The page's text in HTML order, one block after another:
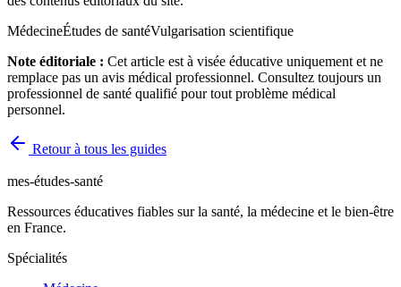
MédecineÉtudes de santéVulgarisation scientifique
Note éditoriale : Cet article est à visée éducative uniquement et ne
remplace pas un avis médical professionnel. Consultez toujours un
professionnel de santé qualifié pour tout problème médical
personnel.
Retour à tous les guides
mes-études-santé
Ressources éducatives fiables sur la santé, la médecine et le bien-être
en France.
Spécialités